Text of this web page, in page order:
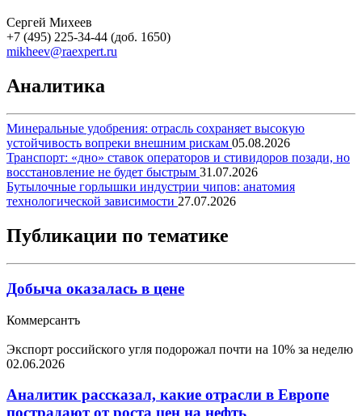
Сергей Михеев
+7 (495) 225-34-44 (доб. 1650)
mikheev@raexpert.ru
Аналитика
Минеральные удобрения: отрасль сохраняет высокую
устойчивость вопреки внешним рискам 05.08.2026
Транспорт: «дно» ставок операторов и стивидоров позади, но
восстановление не будет быстрым 31.07.2026
Бутылочные горлышки индустрии чипов: анатомия
технологической зависимости 27.07.2026
Публикации по тематике
Добыча оказалась в цене
Коммерсантъ
Экспорт российского угля подорожал почти на 10% за неделю
02.06.2026
Аналитик рассказал, какие отрасли в Европе
пострадают от роста цен на нефть